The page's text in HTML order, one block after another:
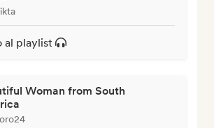
al playlist
Woman from South